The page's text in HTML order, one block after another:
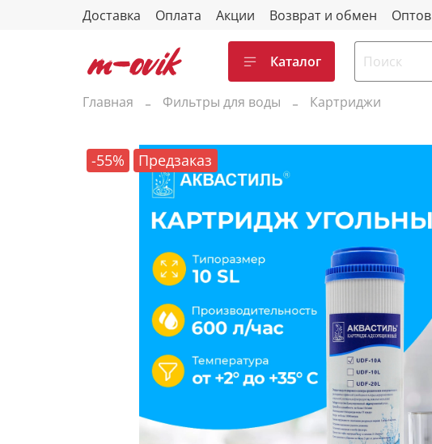
Доставка Оплата Акции Возврат и обмен
Каталог
Главная Фильтры для воды Картриджи
-55% Предзаказ